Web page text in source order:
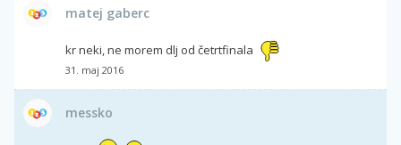
matej gaberc
kr neki, ne morem dlj od četrtfinala
31. maj 2016
messko